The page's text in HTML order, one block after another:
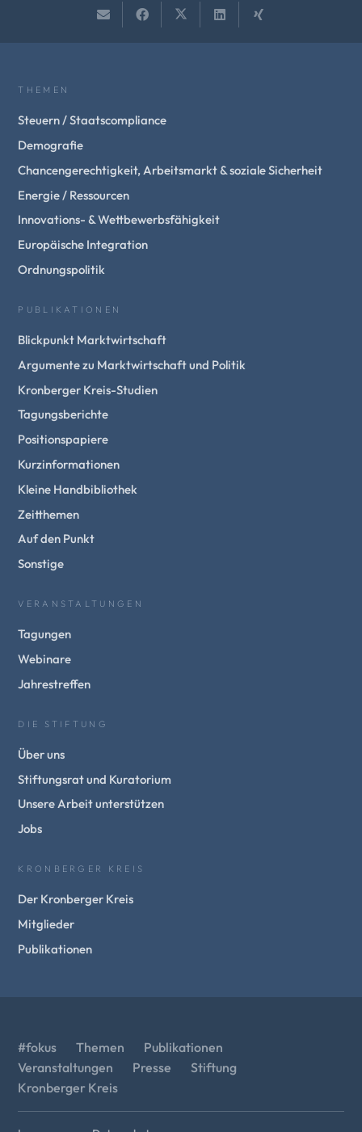
THEMEN
Steuern / Staatscompliance
Demografie
Chancengerechtigkeit, Arbeitsmarkt & soziale Sicherheit
Energie / Ressourcen
Innovations- & Wettbewerbsfähigkeit
Europäische Integration
Ordnungspolitik
PUBLIKATIONEN
Blickpunkt Marktwirtschaft
Argumente zu Marktwirtschaft und Politik
Kronberger Kreis-Studien
Tagungsberichte
Positionspapiere
Kurzinformationen
Kleine Handbibliothek
Zeitthemen
Auf den Punkt
Sonstige
VERANSTALTUNGEN
Tagungen
Webinare
Jahrestreffen
DIE STIFTUNG
Über uns
Stiftungsrat und Kuratorium
Unsere Arbeit unterstützen
Jobs
KRONBERGER KREIS
Der Kronberger Kreis
Mitglieder
Publikationen
#fokus Themen
Publikationen
Veranstaltungen
Presse
Stiftung
Kronberger Kreis